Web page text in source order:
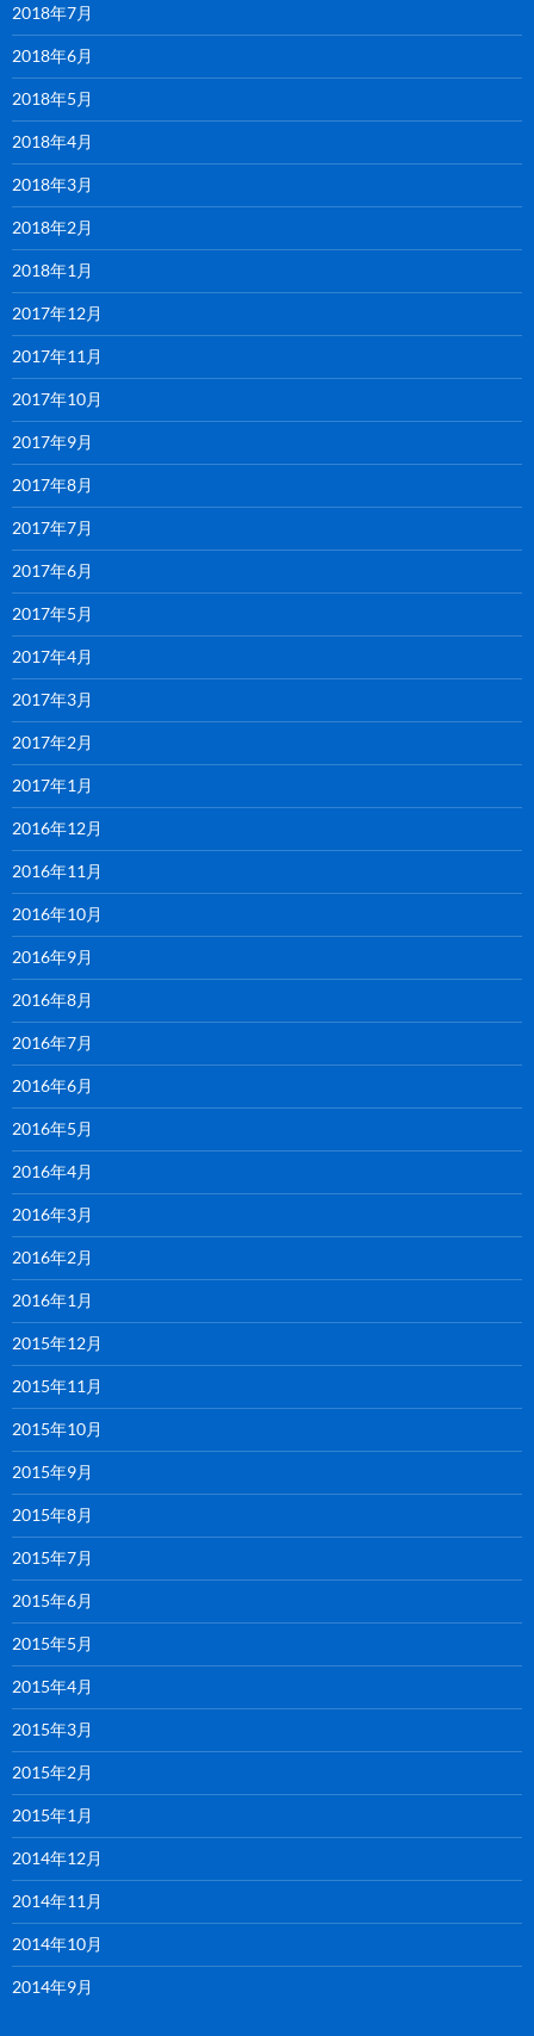
2018年7月
2018年6月
2018年5月
2018年4月
2018年3月
2018年2月
2018年1月
2017年12月
2017年11月
2017年10月
2017年9月
2017年8月
2017年7月
2017年6月
2017年5月
2017年4月
2017年3月
2017年2月
2017年1月
2016年12月
2016年11月
2016年10月
2016年9月
2016年8月
2016年7月
2016年6月
2016年5月
2016年4月
2016年3月
2016年2月
2016年1月
2015年12月
2015年11月
2015年10月
2015年9月
2015年8月
2015年7月
2015年6月
2015年5月
2015年4月
2015年3月
2015年2月
2015年1月
2014年12月
2014年11月
2014年10月
2014年9月